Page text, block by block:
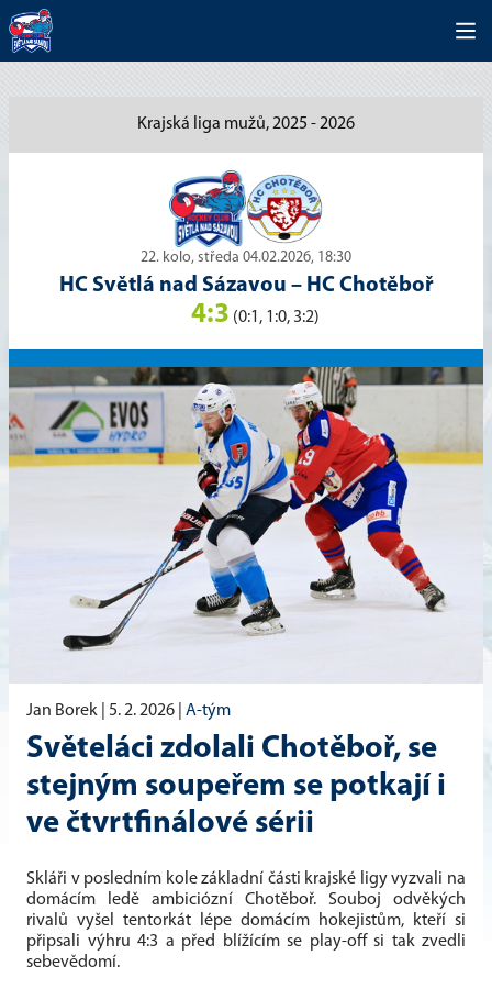
Krajská liga mužů, 2025 - 2026
22. kolo, středa 04.02.2026, 18:30
HC Světlá nad Sázavou – HC Chotěboř
4:3 (0:1, 1:0, 3:2)
Jan Borek | 5. 2. 2026 A-tým
Světeláci zdolali Chotěboř, se
stejným soupeřem se potkají i
ve čtvrtfinálové sérii
Skláři v posledním kole základní části krajské ligy vyzvali na
domácím ledě ambiciózní Chotěboř. Souboj odvěkých
rivalů vyšel tentorkát lépe domácím hokejistům, kteří si
připsali výhru 4:3 a před blížícím se play-off si tak zvedli
sebevědomí.